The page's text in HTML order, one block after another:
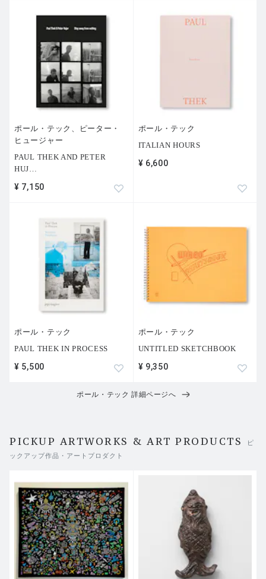
ポール・テック、ピーター・
ヒュージャー
PAUL THEK AND PETER
HUJ…
¥ 7,150
ポール・テック
ITALIAN HOURS
¥ 6,600
ポール・テック
PAUL THEK IN PROCESS
¥ 5,500
ポール・テック
UNTITLED SKETCHBOOK
¥ 9,350
ポール・テック 詳細ページへ
PICKUP ARTWORKS & ART PRODUCTS
ピ
ックアップ作品・アートプロダクト